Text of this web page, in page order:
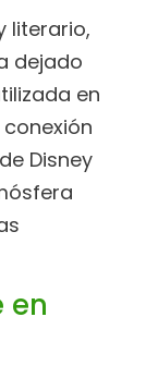
literario,
dejado
en
Disney
en